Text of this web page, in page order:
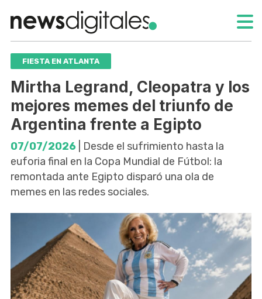
FIESTA EN ATLANTA
Mirtha Legrand, Cleopatra y los
mejores memes del triunfo de
Argentina frente a Egipto
07/07/2026 | Desde el sufrimiento hasta la
euforia final en la Copa Mundial de Fútbol: la
remontada ante Egipto disparó una ola de
memes en las redes sociales.